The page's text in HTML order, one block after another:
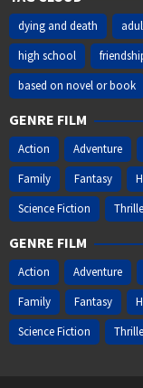
dying and death
high school
based on novel or book
GENRE FILM
Action Adventure
Family
Fantasy
Science Fiction
GENRE FILM
Action Adventure
Family
Fantasy
Science Fiction